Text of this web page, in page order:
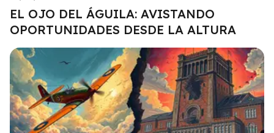
EL OJO DEL ÁGUILA: AVISTANDO
OPORTUNIDADES DESDE LA ALTURA